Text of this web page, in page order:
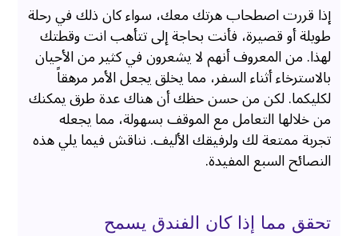
إذا قررت اصطحاب هرتك معك، سواء كان ذلك في رحلة
طويلة أو قصيرة، فأنت بحاجة إلى تتأهب انت وقطتك
لهذا. من المعروف أنهم لا يشعرون في كثير من الأحيان
بالاسترخاء أثناء السفر، مما يخلق يجعل الأمر مرهقاً
لكليكما. لكن من حسن حظك أن هناك عدة طرق يمكنك
من خلالها التعامل مع الموقف بسهولة، مما يجعله
تجربة ممتعة لك ولرفيقك الأليف. نناقش فيما يلي هذه
النصائح السبع المفيدة.
تحقق مما إذا كان الفندق يسمح